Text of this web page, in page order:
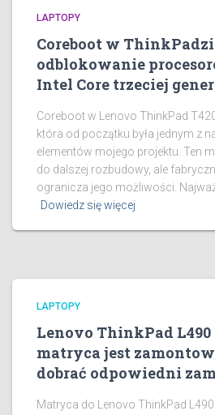
LAPTOPY
Coreboot w
odblokowanie
Intel Core trzeciej
Coreboot w Lenovo ThinkPad
która od początku była jednym z
elementów mojego projektu. Ten
do dalszej rozbudowy, ale
ogranicza jego możliwości.
Dowiedz się więcej
LAPTOPY
Lenovo ThinkPad L490
matryca jest
dobrać odpowiedni
Matryca do Lenovo ThinkPad